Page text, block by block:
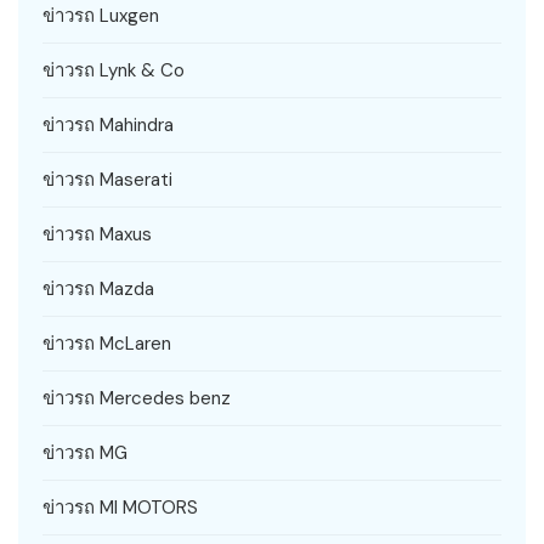
ข่าวรถ Luxgen
ข่าวรถ Lynk & Co
ข่าวรถ Mahindra
ข่าวรถ Maserati
ข่าวรถ Maxus
ข่าวรถ Mazda
ข่าวรถ McLaren
ข่าวรถ Mercedes benz
ข่าวรถ MG
ข่าวรถ MI MOTORS